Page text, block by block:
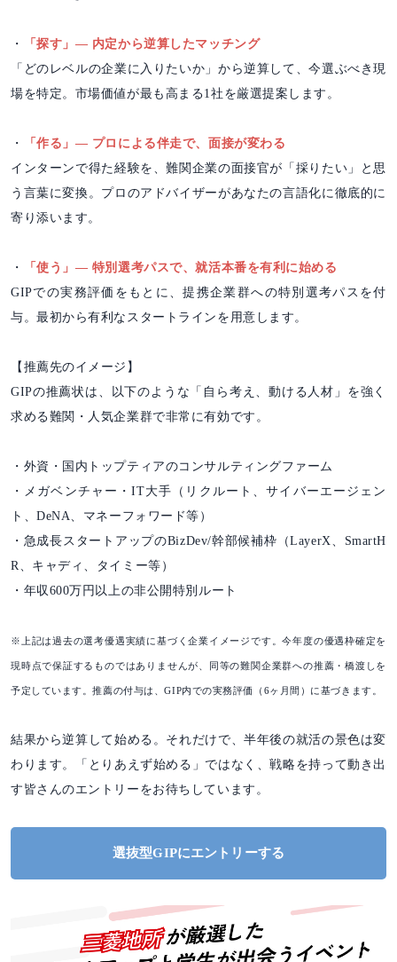
・
「探す」― 内定から逆算したマッチング
「どのレベルの企業に入りたいか」から逆算して、今選ぶべき現
場を特定。市場価値が最も高まる1社を厳選提案します。
・
「作る」― プロによる伴走で、面接が変わる
インターンで得た経験を、難関企業の面接官が「採りたい」と思
う言葉に変換。プロのアドバイザーがあなたの言語化に徹底的に
寄り添います。
・
「使う」― 特別選考パスで、就活本番を有利に始める
GIPでの実務評価をもとに、提携企業群への特別選考パスを付
与。最初から有利なスタートラインを用意します。
【推薦先のイメージ】
GIPの推薦状は、以下のような「自ら考え、動ける人材」を強く
求める難関・人気企業群で非常に有効です。
・外資・国内トップティアのコンサルティングファーム
・メガベンチャー・IT大手（リクルート、サイバーエージェン
ト、DeNA、マネーフォワード等）
・急成長スタートアップのBizDev/幹部候補枠（LayerX、SmartH
R、キャディ、タイミー等）
・年収600万円以上の非公開特別ルート
※上記は過去の選考優遇実績に基づく企業イメージです。今年度の優遇枠確定を
現時点で保証するものではありませんが、同等の難関企業群への推薦・橋渡しを
予定しています。推薦の付与は、GIP内での実務評価（6ヶ月間）に基づきます。
結果から逆算して始める。それだけで、半年後の就活の景色は変
わります。「とりあえず始める」ではなく、戦略を持って動き出
す皆さんのエントリーをお待ちしています。
選抜型GIPにエントリーする